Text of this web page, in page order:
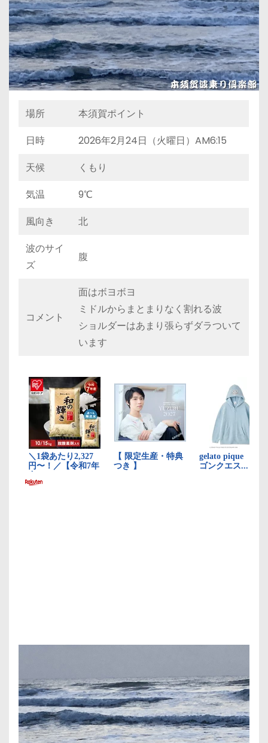
場所
本須賀ポイント
日時
2026年2月24日（火曜日）AM6:15
天候
くもり
気温
9℃
風向き
北
波のサイ
ズ
腹
コメント
面はボヨボヨ
ミドルからまとまりなく割れる波
ショルダーはあまり張らずダラついて
います